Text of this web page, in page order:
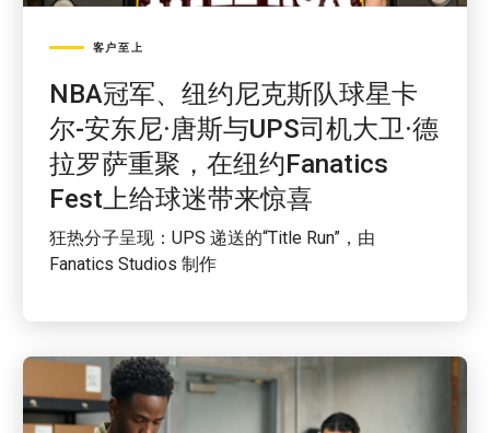
客户至上
NBA冠军、纽约尼克斯队球星卡
尔-安东尼·唐斯与UPS司机大卫·德
拉罗萨重聚，在纽约Fanatics
Fest上给球迷带来惊喜
狂热分子呈现：UPS 递送的“Title Run”，由
Fanatics Studios 制作